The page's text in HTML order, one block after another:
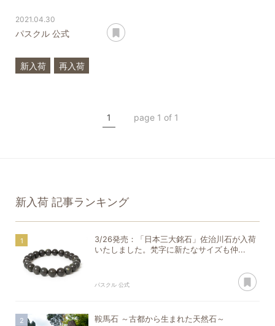
2021.04.30
パスクル 公式
新入荷
再入荷
1 page 1 of 1
新入荷 記事ランキング
3/26発売：「日本三大銘石」佐治川石が入荷
いたしました。梵字に新たなサイズも仲...
パスクル 公式
鞍馬石 ～古都から生まれた天然石～